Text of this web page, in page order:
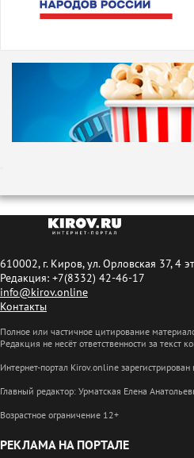
610002, г. Киров, ул. Орловская 37, 4
Редакция: +7(8332) 42-46-17
info@kirov.online
Контакты
Полное или частичное цитирование
Редакция не несёт ответственности за текст
Интернет-портал Kirov.online
Главный редактор: Урматская Елена
Возрастное ограничение 12+
РЕКЛАМА НА ПОРТАЛЕ